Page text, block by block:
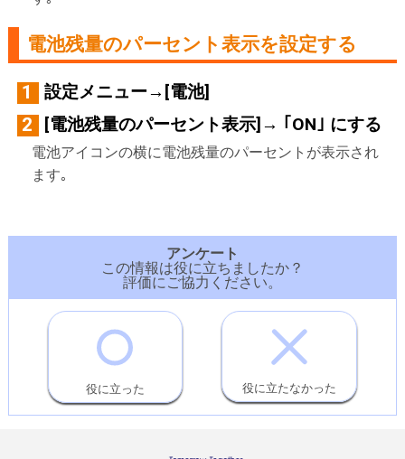
電池残量のパーセント表示を設定する
1 設定メニュー→[電池]
2 [電池残量のパーセント表示]→ ｢ON｣ にする
電池アイコンの横に電池残量のパーセントが表示され
ます｡
アンケート
この情報は役に立ちましたか？
評価にご協力ください。
役に立った 役に立たなかった